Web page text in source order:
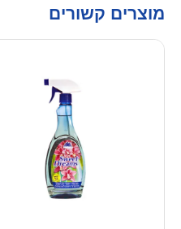
מוצרים קשורים